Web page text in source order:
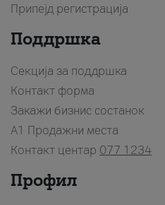
Припејд регистрација
Поддршка
Секција за поддршка
Контакт форма
Закажи бизнис состанок
A1 Продажни места
Контакт центар 077 1234
Профил